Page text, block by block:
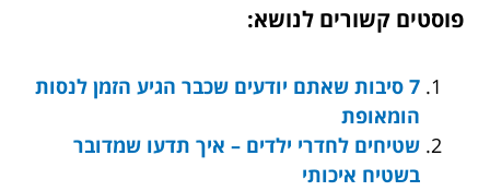
פוסטים קשורים לנושא:
7 סיבות שאתם יודעים שכבר הגיע הזמן לנסות
הומאופת
שטיחים לחדרי ילדים – איך תדעו שמדובר
בשטיח איכותי